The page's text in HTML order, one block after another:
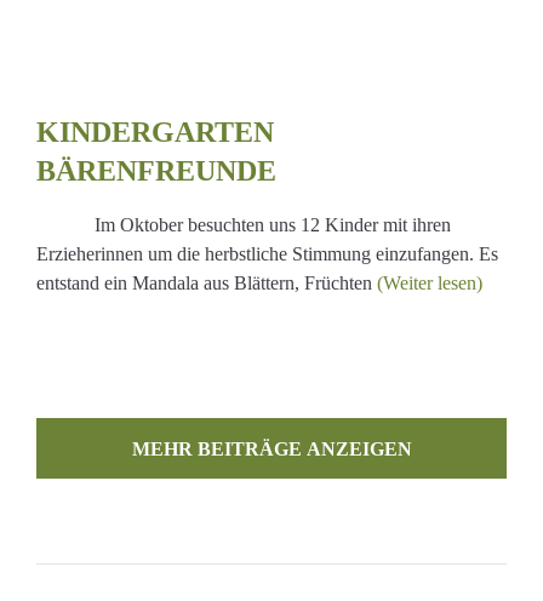
KINDERGARTEN
BÄRENFREUNDE
Im Oktober besuchten uns 12 Kinder mit ihren
Erzieherinnen um die herbstliche Stimmung einzufangen. Es
entstand ein Mandala aus Blättern, Früchten (Weiter lesen)